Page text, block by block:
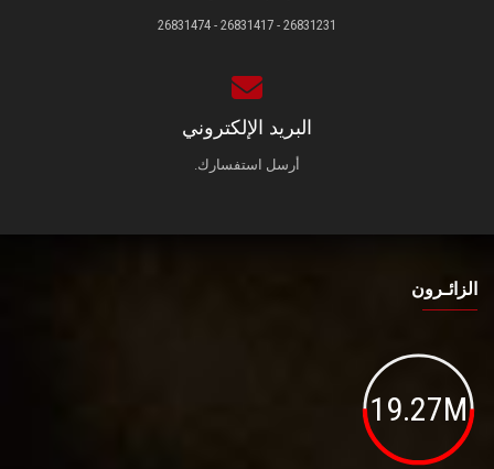
26831231 - 26831417 - 26831474
البريد الإلكتروني
أرسل استفسارك.
الزائـرون
19.27M